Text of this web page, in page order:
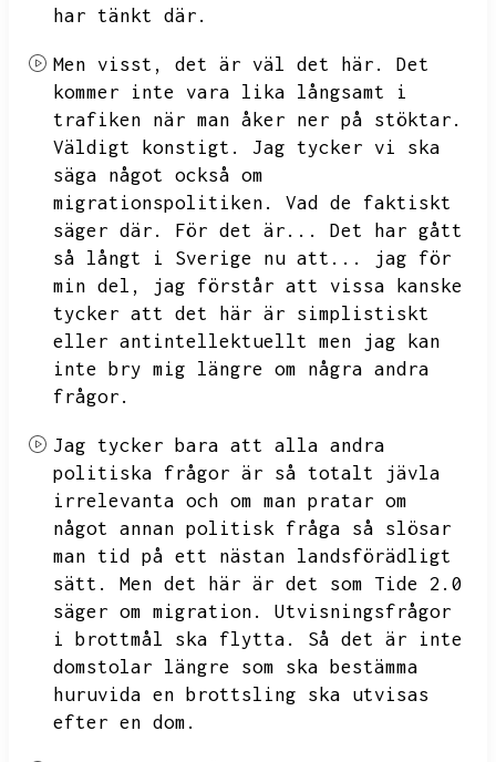
har tänkt där.
Men visst, det är väl det här.
Det
kommer inte vara lika långsamt i
trafiken när man åker ner på stöktar.
Väldigt konstigt.
Jag tycker vi ska
säga något också om
migrationspolitiken.
Vad de faktiskt
säger där.
För det är...
Det har gått
så långt i Sverige nu att...
jag för
min del,
jag förstår att vissa kanske
tycker att det här är simplistiskt
eller antintellektuellt men jag kan
inte bry mig längre om några andra
frågor.
Jag tycker bara att alla andra
politiska frågor är så totalt jävla
irrelevanta och om man pratar om
något annan politisk fråga så slösar
man tid på ett nästan landsförädligt
sätt.
Men det här är det som Tide 2.0
säger om migration.
Utvisningsfrågor
i brottmål ska flytta.
Så det är inte
domstolar längre som ska bestämma
huruvida en brottsling ska utvisas
efter en dom.